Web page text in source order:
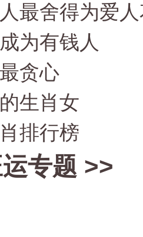
最舍得为爱
为有钱人
贪心
生肖女
排行榜
专题 >>